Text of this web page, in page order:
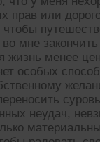
прав или
во мне
жизнь менее
особых
неудач,